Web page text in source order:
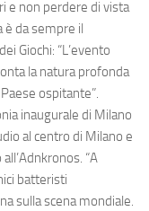
e non perdere di vista
è da sempre il
Giochi: “L’evento
la natura profonda
ospitante”.
inaugurale di Milano
al centro di Milano e
“A
batteristi
sulla scena mondiale.